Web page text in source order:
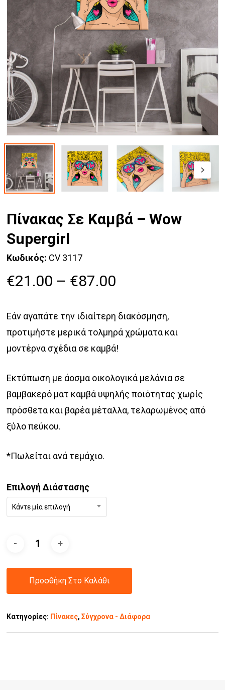
Πίνακας Σε Καμβά – Wow
Supergirl
Κωδικός: CV 3117
€21.00 – €87.00
€21.00
through
€87.00
Εάν αγαπάτε την ιδιαίτερη διακόσμηση,
προτιμήστε μερικά τολμηρά χρώματα και
μοντέρνα σχέδια σε καμβά!
Εκτύπωση με άοσμα οικολογικά μελάνια σε
βαμβακερό ματ καμβά υψηλής ποιότητας χωρίς
πρόσθετα και βαρέα μέταλλα, τελαρωμένος από
ξύλο πεύκου.
*Πωλείται ανά τεμάχιο.
Επιλογή Διάστασης
Κάντε μία επιλογή
Προσθήκη Στο Καλάθι
Κατηγορίες: Πίνακες,Σύγχρονα - Διάφορα